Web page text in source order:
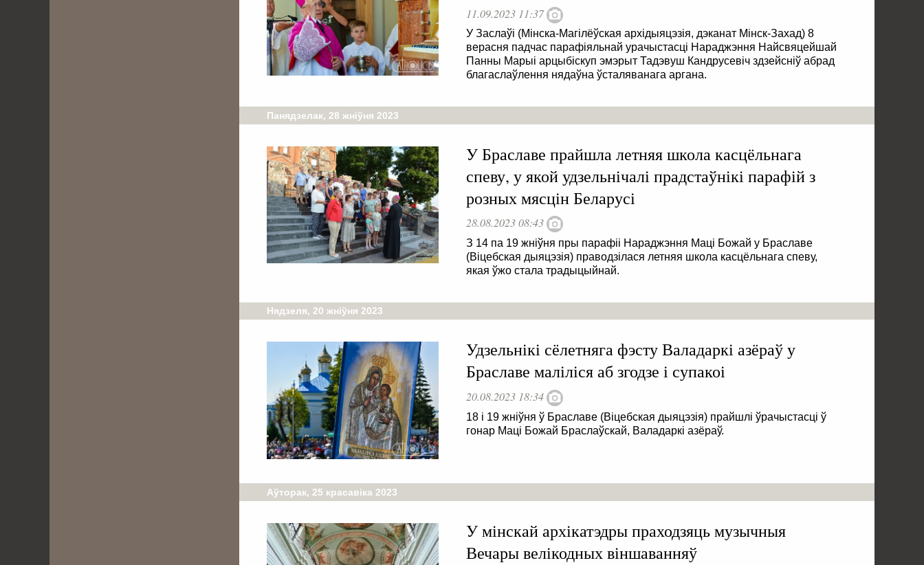
11.09.2023 11:37
У Заслаўі (Мінска-Магілёўская архідыяцэзія, дэканат Мінск-Захад) 8
верасня падчас парафіяльнай урачыстасці Нараджэння Найсвяцейшай
Панны Марыі арцыбіскуп эмэрыт Тадэвуш Кандрусевіч здзейсніў абрад
благаслаўлення нядаўна ўсталяванага аргана.
Панядзелак, 28 жніўня 2023
У Браславе прайшла летняя школа касцёльнага
спеву, у якой удзельнічалі прадстаўнікі парафій з
розных мясцін Беларусі
28.08.2023 08:43
З 14 па 19 жніўня пры парафіі Нараджэння Маці Божай у Браславе
(Віцебская дыяцэзія) праводзілася летняя школа касцёльнага спеву,
якая ўжо стала традыцыйнай.
Нядзеля, 20 жніўня 2023
Удзельнікі сёлетняга фэсту Валадаркі азёраў у
Браславе маліліся аб згодзе і супакоі
20.08.2023 18:34
18 і 19 жніўня ў Браславе (Віцебская дыяцэзія) прайшлі ўрачыстасці ў
гонар Маці Божай Браслаўскай, Валадаркі азёраў.
Аўторак, 25 красавіка 2023
У мінскай архікатэдры праходзяць музычныя
Вечары велікодных віншаванняў